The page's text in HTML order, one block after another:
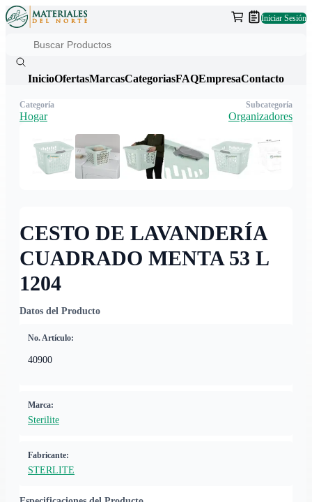
Iniciar Sesión
InicioOfertasMarcasCategoriasFAQEmpresaContacto
CESTO DE LAVANDERÍA
CUADRADO MENTA 53 L
1204
Datos del Producto
No. Artículo:
40900
Marca:
Sterilite
Fabricante:
STERLITE
Categoría
Hogar
Subcategoría
Organizadores